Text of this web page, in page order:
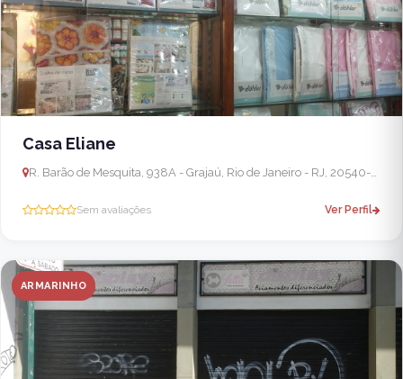
Casa Eliane
R. Barão de Mesquita, 938A - Grajaú, Rio de Janeiro - RJ, 20540-004, Brasil
Sem avaliações Ver Perfil
ARMARINHO